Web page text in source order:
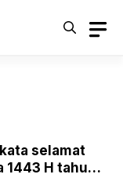
selamat
1443 H tahun
hati